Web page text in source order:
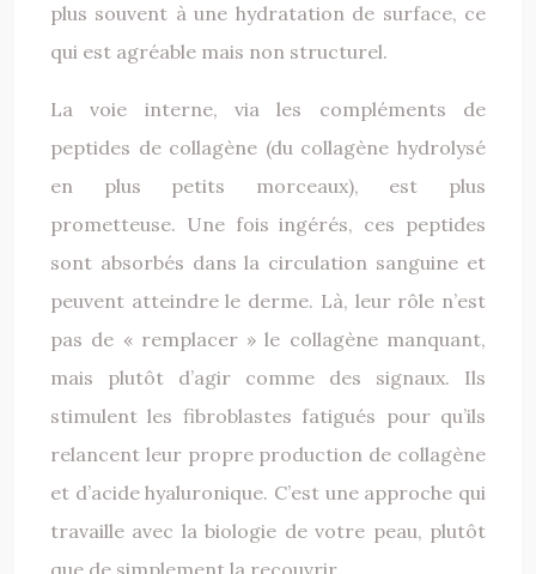
plus souvent à une hydratation de surface, ce
qui est agréable mais non structurel.
La voie interne, via les compléments de
peptides de collagène (du collagène hydrolysé
en plus petits morceaux), est plus
prometteuse. Une fois ingérés, ces peptides
sont absorbés dans la circulation sanguine et
peuvent atteindre le derme. Là, leur rôle n’est
pas de « remplacer » le collagène manquant,
mais plutôt d’agir comme des signaux. Ils
stimulent les fibroblastes fatigués pour qu’ils
relancent leur propre production de collagène
et d’acide hyaluronique. C’est une approche qui
travaille avec la biologie de votre peau, plutôt
que de simplement la recouvrir.